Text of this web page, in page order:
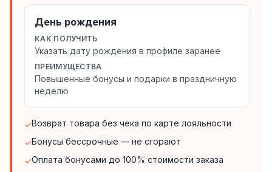
День рождения
КАК ПОЛУЧИТЬ
Указать дату рождения в профиле заранее
ПРЕИМУЩЕСТВА
Повышенные бонусы и подарки в праздничную
неделю
✓Возврат товара без чека по карте лояльности
✓Бонусы бессрочные — не сгорают
✓Оплата бонусами до 100% стоимости заказа